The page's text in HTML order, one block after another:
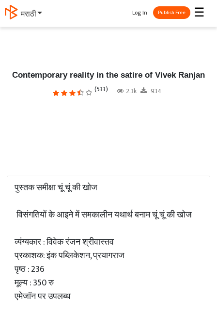
मराठी ☰
Log In Publish Free
Contemporary reality in the satire of Vivek Ranjan
(533) 2.3k 934
पुस्तक समीक्षा चूं चूं की खोज
विसंगतियों के आइने में समकालीन यथार्थ बनाम चूं चूं की खोज
व्यंग्यकार : विवेक रंजन श्रीवास्तव
प्रकाशक: इंक पब्लिकेशन, प्रयागराज
पृष्ठ : 236
मूल्य : 350 रु
एमेजॉन पर उपलब्ध